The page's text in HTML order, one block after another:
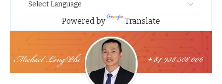
Powered by Translate